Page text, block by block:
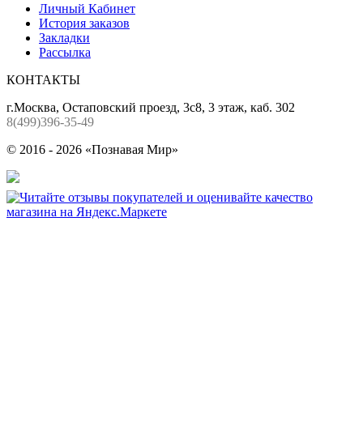
Личный Кабинет
История заказов
Закладки
Рассылка
КОНТАКТЫ
г.Москва, Остаповский проезд, 3с8, 3 этаж, каб. 302
8(499)396-35-49
© 2016 - 2026 «Познавая Мир»